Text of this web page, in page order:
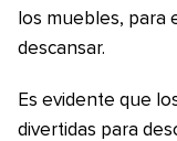
los muebles, para
descansar.
Es evidente que
divertidas para